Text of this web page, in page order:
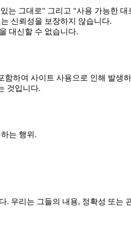
는 그대로" 그리고 "사용 가능한 대
신뢰성을 보장하지 않습니다.
대신할 수 없습니다.
하여 사이트 사용으로 인해 발생
것입니다.
는 행위.
우리는 그들의 내용, 정확성 또